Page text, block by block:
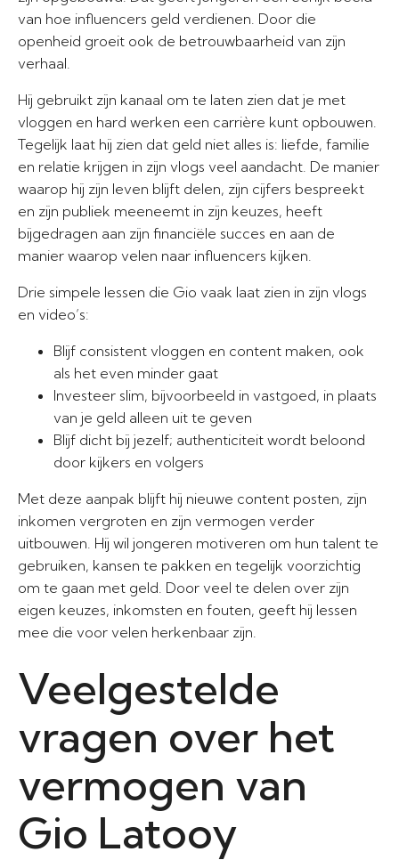
van hoe influencers geld verdienen. Door die
openheid groeit ook de betrouwbaarheid van zijn
verhaal.
Hij gebruikt zijn kanaal om te laten zien dat je met
vloggen en hard werken een carrière kunt opbouwen.
Tegelijk laat hij zien dat geld niet alles is: liefde, familie
en relatie krijgen in zijn vlogs veel aandacht. De manier
waarop hij zijn leven blijft delen, zijn cijfers bespreekt
en zijn publiek meeneemt in zijn keuzes, heeft
bijgedragen aan zijn financiële succes en aan de
manier waarop velen naar influencers kijken.
Drie simpele lessen die Gio vaak laat zien in zijn vlogs
en video’s:
Blijf consistent vloggen en content maken, ook
als het even minder gaat
Investeer slim, bijvoorbeeld in vastgoed, in plaats
van je geld alleen uit te geven
Blijf dicht bij jezelf; authenticiteit wordt beloond
door kijkers en volgers
Met deze aanpak blijft hij nieuwe content posten, zijn
inkomen vergroten en zijn vermogen verder
uitbouwen. Hij wil jongeren motiveren om hun talent te
gebruiken, kansen te pakken en tegelijk voorzichtig
om te gaan met geld. Door veel te delen over zijn
eigen keuzes, inkomsten en fouten, geeft hij lessen
mee die voor velen herkenbaar zijn.
Veelgestelde
vragen over het
vermogen van
Gio Latooy